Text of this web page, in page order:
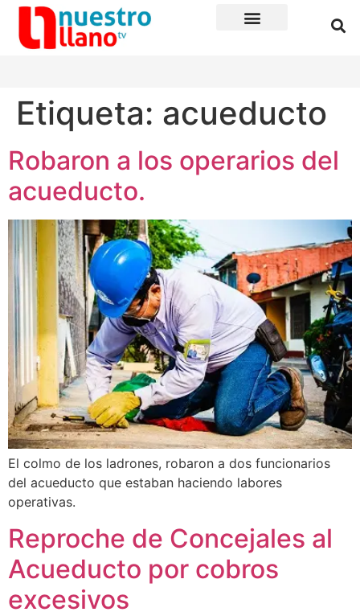
Etiqueta: acueducto
Robaron a los operarios del
acueducto.
El colmo de los ladrones, robaron a dos funcionarios
del acueducto que estaban haciendo labores
operativas.
Reproche de Concejales al
Acueducto por cobros
excesivos